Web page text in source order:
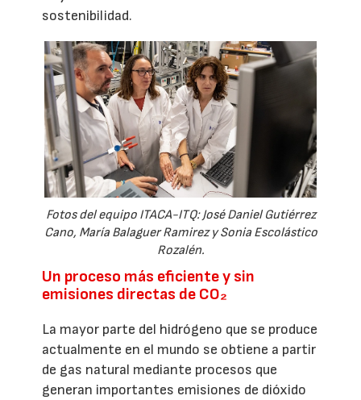
sostenibilidad.
Fotos del equipo ITACA-ITQ: José Daniel Gutiérrez
Cano, María Balaguer Ramirez y Sonia Escolástico
Rozalén.
Un proceso más eficiente y sin
emisiones directas de CO₂
La mayor parte del hidrógeno que se produce
actualmente en el mundo se obtiene a partir
de gas natural mediante procesos que
generan importantes emisiones de dióxido